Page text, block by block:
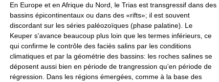
En Europe et en Afrique du Nord, le Trias est transgressif dans des
bassins épicontinentaux ou dans des «rifts»; il est souvent
discordant sur les séries paléozoïques (phase palatine). Le
Keuper s’avance beaucoup plus loin que les termes inférieurs, ce
qui confirme le contrôle des faciès salins par les conditions
climatiques et par la géométrie des bassins: les roches salines se
déposent aussi bien en période de trangression qu’en période de
régression. Dans les régions émergées, comme à la base des